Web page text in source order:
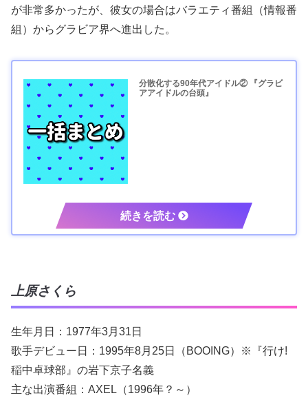
が非常多かったが、彼女の場合はバラエティ番組（情報番
組）からグラビア界へ進出した。
分散化する90年代アイドル② 『グラビ
アアイドルの台頭』
上原さくら
生年月日：1977年3月31日
歌手デビュー日：1995年8月25日（BOOING）※『行け!
稲中卓球部』の岩下京子名義
主な出演番組：AXEL（1996年？～）